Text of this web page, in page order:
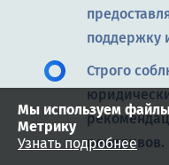
поддержку
Строго
рецидивов.
Мы используем
Метрику
Узнать подробнее